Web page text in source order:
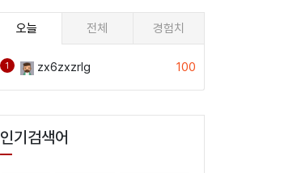
오늘 전체 경험치
1 zx6zxzrlg 100
인기검색어